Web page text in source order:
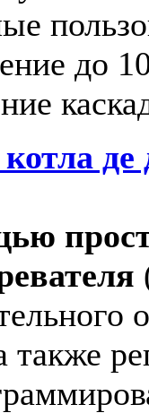
до
также